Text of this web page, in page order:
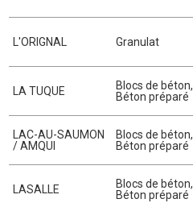
L'ORIGNAL Granulat
LA TUQUE Blocs de béton,
Béton préparé
LAC-AU-SAUMON
/ AMQUI
Blocs de béton,
Béton préparé
LASALLE Blocs de béton,
Béton préparé